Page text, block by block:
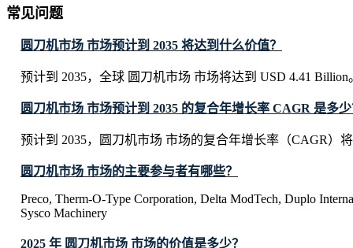
常见问题
圆刀机市场 市场预计到 2035 将达到什么价值？
预计到 2035，全球 圆刀机市场 市场将达到 USD 4.41 Billion
圆刀机市场 市场预计到 2035 的复合年增长率 CAGR 是多
预计到 2035，圆刀机市场 市场的复合年增长率（CAGR）
圆刀机市场 市场的主要参与者有哪些？
Preco, Therm-O-Type Corporation, Delta ModTech, Duplo
Sysco Machinery
2025 年 圆刀机市场 市场的价值是多少？